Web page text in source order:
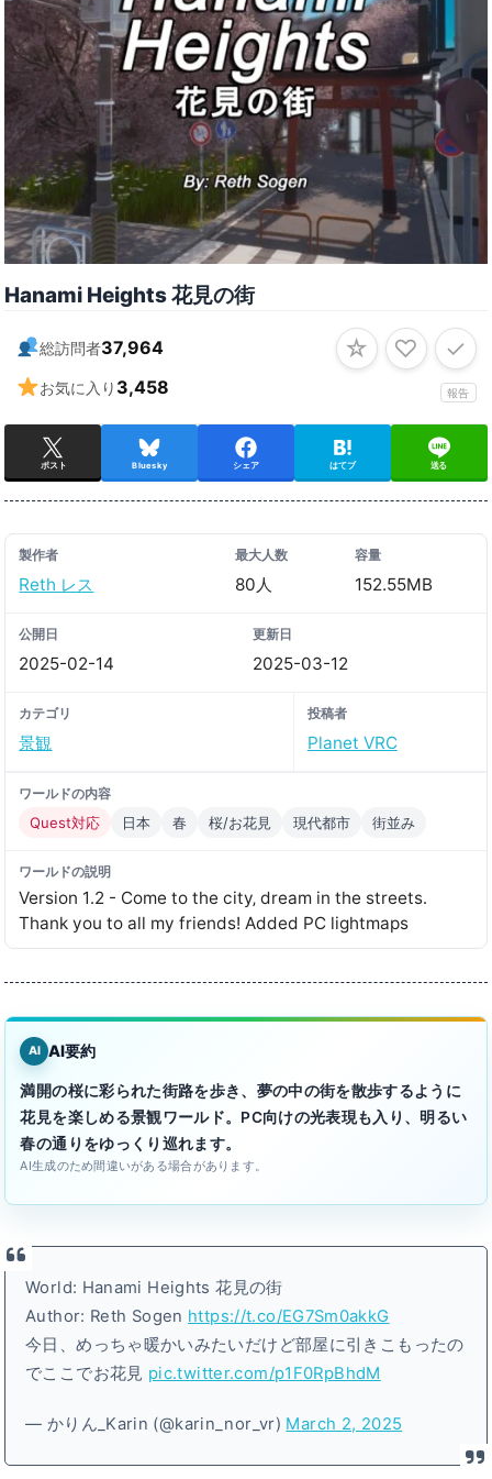
Hanami Heights 花見の街
総訪問者37,964
お気に入り 3,458 報告
☆ ♡ ✓
ポスト Bluesky シェア はてブ 送る
製作者
Reth レス
最大人数
80人
容量
152.55MB
公開日
2025-02-14
更新日
2025-03-12
カテゴリ
景観
投稿者
Planet VRC
ワールドの内容
Quest対応 日本 春 桜/お花見 現代都市 街並み
ワールドの説明
Version 1․2 - Come to the city‚ dream in the streets․
Thank you to all my friendsǃ Added PC lightmaps
AI AI要約
満開の桜に彩られた街路を歩き、夢の中の街を散歩するように
花見を楽しめる景観ワールド。PC向けの光表現も入り、明るい
春の通りをゆっくり巡れます。
AI生成のため間違いがある場合があります。
World: Hanami Heights 花見の街
Author: Reth Sogen https://t.co/EG7Sm0akkG
今日、めっちゃ暖かいみたいだけど部屋に引きこもったの
でここでお花見 pic.twitter.com/p1F0RpBhdM
— かりん_Karin (@karin_nor_vr) March 2, 2025